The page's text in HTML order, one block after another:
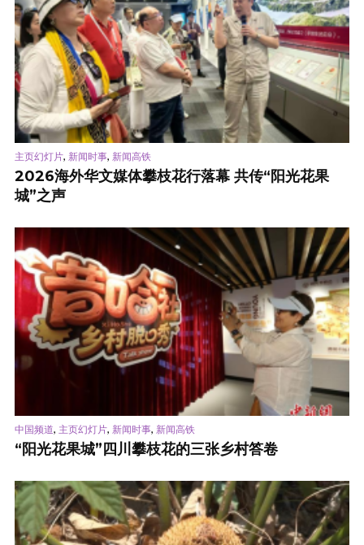
主页幻灯片, 新闻时事, 新闻高铁
2026海外华文媒体攀枝花行落幕 共传“阳光花果
城”之声
中国频道, 主页幻灯片, 新闻时事, 新闻高铁
“阳光花果城”四川攀枝花的三张乡村答卷